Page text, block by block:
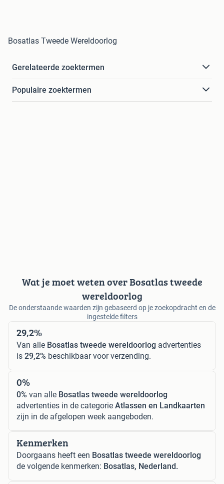
Bosatlas Tweede Wereldoorlog
Gerelateerde zoektermen
Populaire zoektermen
Wat je moet weten over Bosatlas tweede
wereldoorlog
De onderstaande waarden zijn gebaseerd op je zoekopdracht en de
ingestelde filters
29,2%
Van alle Bosatlas tweede wereldoorlog advertenties
is 29,2% beschikbaar voor verzending.
0%
0% van alle Bosatlas tweede wereldoorlog
advertenties in de categorie Atlassen en Landkaarten
zijn in de afgelopen week aangeboden.
Kenmerken
Doorgaans heeft een Bosatlas tweede wereldoorlog
de volgende kenmerken: Bosatlas, Nederland.